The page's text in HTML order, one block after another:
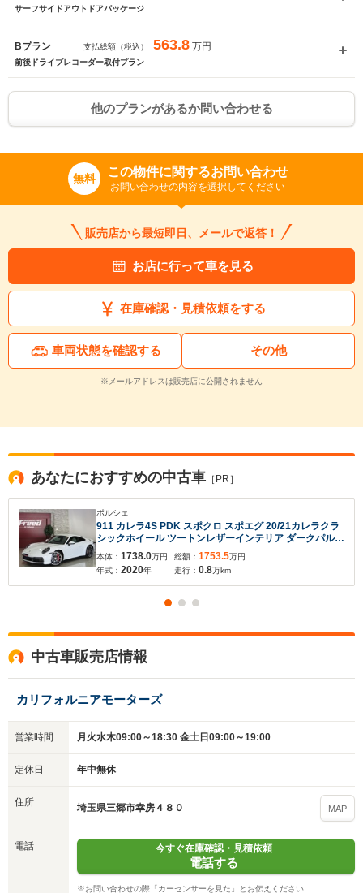
サーフサイドアウトドアパッケージ
Bプラン 支払総額（税込） 563.8 万円
前後ドライブレコーダー取付プラン
他のプランがあるか問い合わせる
無料 この物件に関するお問い合わせ
お問い合わせの内容を選択してください
販売店から最短即日、メールで返答！
お店に行って車を見る
在庫確認・見積依頼をする
車両状態を確認する その他
※メールアドレスは販売店に公開されません
あなたにおすすめの中古車 ［PR］
ポルシェ
911 カレラ4S PDK スポクロ スポエグ 20/21カレラクラ
シックホイール ツートンレザーインテリア ダークパルダ
オインテリア PDLS付LED 電動サンルーフ 14Way電動
スポーツシート BOSE シートベンチレーション アダプ
ティブクルーズ BSM
本体： 1738.0万円
年式： 2020年
総額： 1753.5万円
走行： 0.8万km
中古車販売店情報
カリフォルニアモーターズ
営業時間 月火水木09:00～18:30 金土日09:00～19:00
定休日 年中無休
住所 埼玉県三郷市幸房４８０ MAP
電話 今すぐ在庫確認・見積依頼
電話する
※お問い合わせの際「カーセンサーを見た」とお伝えください
※次回問い合わせをする際に自動入力されます
※保存された情報は90日で破棄されます